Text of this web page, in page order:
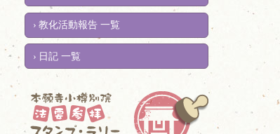
教化活動報告 一覧
日記 一覧